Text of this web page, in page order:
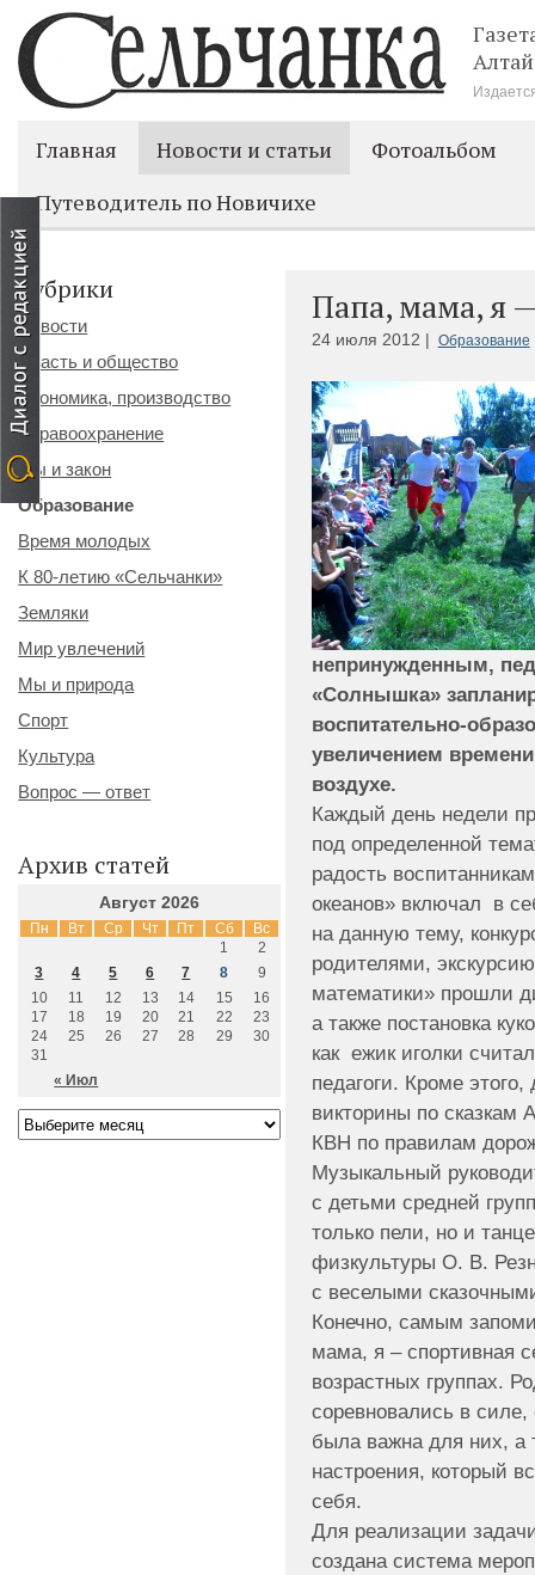
Главная Новости и статьи
Фотоальбом
Путеводитель по Новичихе
Папа, мама, я
24 июля 2012 | Образование
непринужденным,
«Солнышка»
воспитательно-
увеличением
воздухе.
Каждый день недели
под определенной
радость
океанов» включал в
на данную тему,
родителями,
математики» прошли
а также постановка
как ежик иголки
педагоги. Кроме
викторины по сказкам
КВН по правилам
Музыкальный
с детьми средней
только пели, но и
физкультуры О. В.
с веселыми
Конечно, самым
мама, я – спортивная
возрастных группах.
соревновались в
была важна для них, а
настроения, который
себя.
Для реализации
создана система
Рубрики
Новости
Власть и общество
Экономика, производство
Здравоохранение
Мы и закон
Образование
Время молодых
К 80-летию «Сельчанки»
Земляки
Мир увлечений
Мы и природа
Спорт
Культура
Вопрос — ответ
Архив статей
Август 2026
Пн Вт Ср Чт Пт Сб Вс
« Июл
1
2
3
4 5 6 7 8
9
10
11 12 13 14 15
16
17
18 19 20 21 22
23
24
25 26 27 28 29
30
31